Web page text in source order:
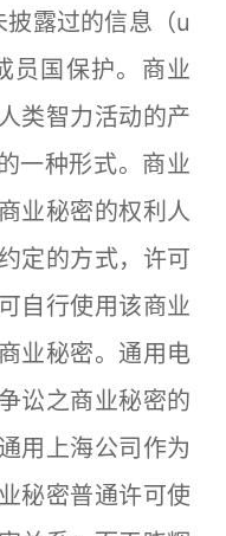
披露过的信息（u
员国保护。商业
类智力活动的产
一种形式。商业
业秘密的权利人
定的方式，许可
自行使用该商业
业秘密。通用电
讼之商业秘密的
用上海公司作为
秘密普通许可使